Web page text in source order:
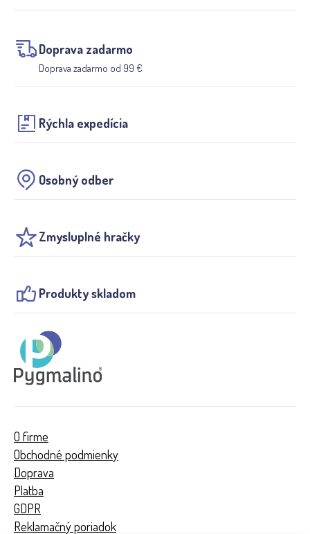
Doprava zadarmo
Doprava zadarmo od 99 €
Rýchla expedícia
Osobný odber
Zmysluplné hračky
Produkty skladom
O firme
Obchodné podmienky
Doprava
Platba
GDPR
Reklamačný poriadok